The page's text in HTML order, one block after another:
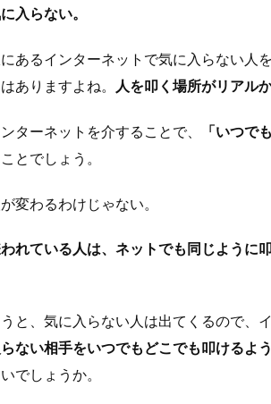
入らない。
あるインターネットで気に入らない人
ありますよね。
人を叩く場所がリアル
ターネットを介することで、
「いつで
とでしょう。
変わるわけじゃない。
れている人は、ネットでも同じように
と、気に入らない人は出てくるので、
ない相手をいつでもどこでも叩けるよ
でしょうか。